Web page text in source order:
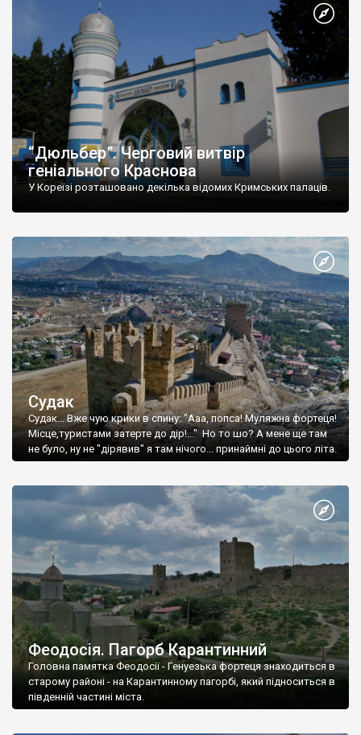
“Дюльбер”. Черговий витвір
геніального Краснова
У Кореїзі розташовано декілька відомих Кримських палаців.
Судак
Судак... Вже чую крики в спину: "Ааа, попса! Муляжна фортеця!
Місце,туристами затерте до дір!..." Но то шо? А мене ще там
не було, ну не "дірявив" я там нічого... принаймні до цього літа.
Феодосія. Пагорб Карантинний
Головна памятка Феодосії - Генуезька фортеця знаходиться в
старому районі - на Карантинному пагорбі, який підноситься в
південній частині міста.